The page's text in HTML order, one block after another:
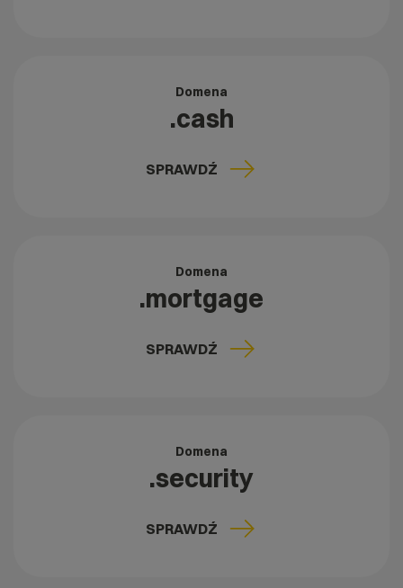
Domena
.cash
SPRAWDŹ
Domena
.mortgage
SPRAWDŹ
Domena
.security
SPRAWDŹ